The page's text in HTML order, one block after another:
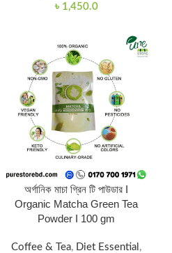
৳ 1,450.0
অর্গানিক মাচা গ্রিন টি পাউডার I
Organic Matcha Green Tea
Powder I 100 gm
Coffee & Tea, Diet Essential ,